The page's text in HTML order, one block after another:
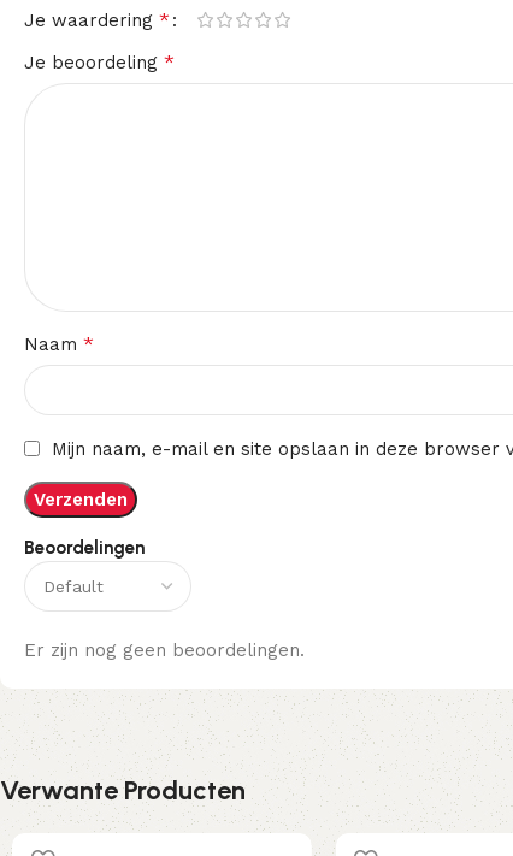
Beoordelingen
Er zijn nog geen beoordelingen.
Je waardering *
Je beoordeling *
Naam *
Mijn naam, e-mail en site opslaan in deze
Verwante Producten